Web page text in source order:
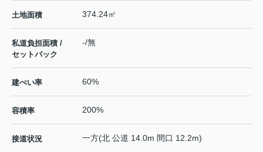
土地面積 374.24㎡
私道負担面積 /
セットバック
-/無
建ぺい率 60%
容積率 200%
接道状況 一方(北 公道 14.0m 間口 12.2m)